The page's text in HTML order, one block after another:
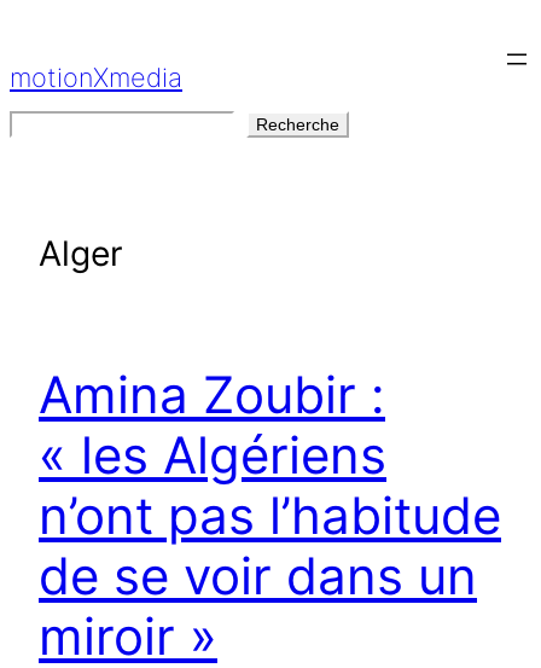
contenu
motionXmedia
Recherche
Alger
Amina Zoubir :
« les Algériens
n’ont pas l’habitude
de se voir dans un
miroir »